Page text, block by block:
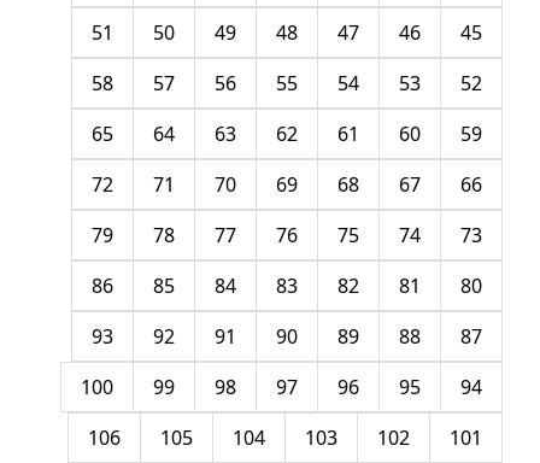
45
46
47
48
49
50
51
52
53
54
55
56
57
58
59
60
61
62
63
64
65
66
67
68
69
70
71
72
73
74
75
76
77
78
79
80
81
82
83
84
85
86
87
88
89
90
91
92
93
94
95
96
97
98
99
100
101
102
103
104
105
106